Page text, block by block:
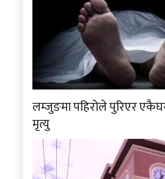
लम्जुङमा पहिरोले पुरिएर
मृत्यु